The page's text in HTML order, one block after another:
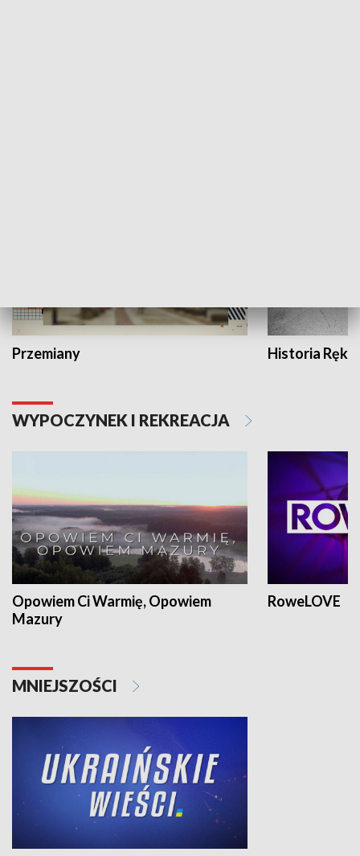
Przemiany Historia Ręką
WYPOCZYNEK I REKREACJA
Opowiem Ci Warmię, Opowiem
Mazury
RoweLOVE
MNIEJSZOŚCI